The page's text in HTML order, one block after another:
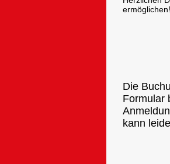
ermöglichen!
Die
Formular
kann